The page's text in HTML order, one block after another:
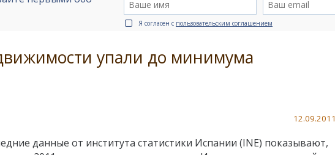
Я согласен с пользовательским соглашением
упали до минимума
12.09.2011
данные от института статистики Испании (INE) показывают,